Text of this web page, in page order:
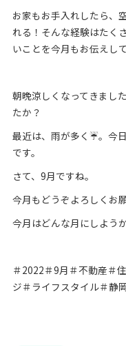
お家もお手入れしたら、
れる！そんな経験はたく
いことを今月もお伝えし
朝晩涼しくなってきまし
たか？
最近は、雨が多く☔。今
です。
さて、9月ですね。
今月もどうぞよろしくお
今月はどんな月にしよう
＃2022＃9月＃不動産＃
ジ＃ライフスタイル＃静